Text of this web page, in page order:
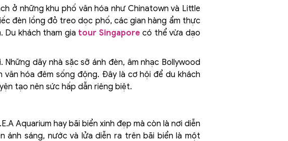
ở những khu phố văn hóa như Chinatown và Little
đèn lồng đỏ treo dọc phố, các gian hàng ẩm thực
Du khách tham gia tour Singapore có thể vừa dạo
dãy nhà sặc sỡ ánh đèn, âm nhạc Bollywood
hóa đêm sống động. Đây là cơ hội để du khách
tạo nên sức hấp dẫn riêng biệt.
Aquarium hay bãi biển xinh đẹp mà còn là nơi diễn
ánh sáng, nước và lửa diễn ra trên bãi biển là một